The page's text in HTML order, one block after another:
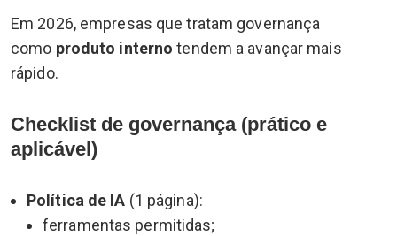
Em 2026, empresas que tratam governança
como produto interno tendem a avançar mais
rápido.
Checklist de governança (prático e
aplicável)
Política de IA (1 página):
ferramentas permitidas;